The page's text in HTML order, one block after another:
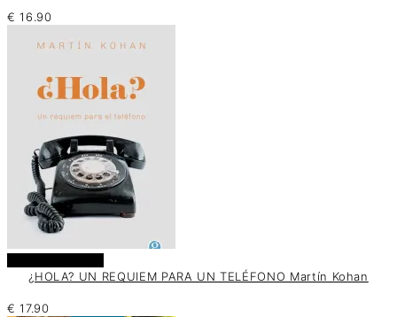
€ 16.90
¿HOLA? UN REQUIEM PARA UN TELÉFONO Martín Kohan
€ 17.90